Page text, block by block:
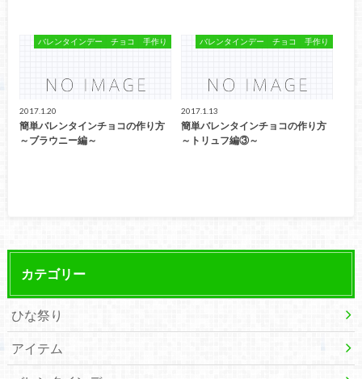
バレンタインデー チョコ 手作り
2017.1.20
簡単バレンタインチョコの作り方
～ブラウニー編～
バレンタインデー チョコ 手作り
2017.1.13
簡単バレンタインチョコの作り方
～トリュフ編③～
カテゴリー
ひな祭り
アイテム